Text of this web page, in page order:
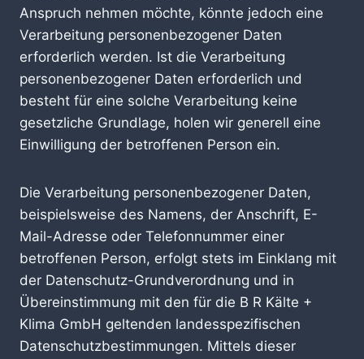
Anspruch nehmen möchte, könnte jedoch eine
Verarbeitung personenbezogener Daten
erforderlich werden. Ist die Verarbeitung
personenbezogener Daten erforderlich und
besteht für eine solche Verarbeitung keine
gesetzliche Grundlage, holen wir generell eine
Einwilligung der betroffenen Person ein.
Die Verarbeitung personenbezogener Daten,
beispielsweise des Namens, der Anschrift, E-
Mail-Adresse oder Telefonnummer einer
betroffenen Person, erfolgt stets im Einklang mit
der Datenschutz-Grundverordnung und in
Übereinstimmung mit den für die B R Kälte +
Klima GmbH geltenden landesspezifischen
Datenschutzbestimmungen. Mittels dieser